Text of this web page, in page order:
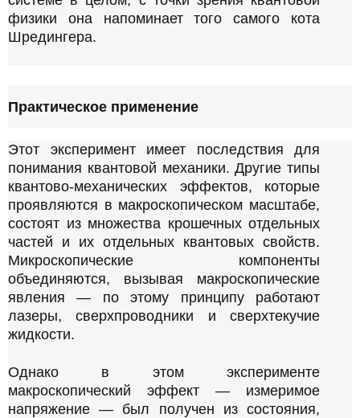
физики она напоминает того самого кота
Шредингера.
Практическое применение
Этот эксперимент имеет последствия для
понимания квантовой механики. Другие типы
квантово-механических эффектов, которые
проявляются в макроскопическом масштабе,
состоят из множества крошечных отдельных
частей и их отдельных квантовых свойств.
Микроскопические компоненты
объединяются, вызывая макроскопические
явления — по этому принципу работают
лазеры, сверхпроводники и сверхтекучие
жидкости.
Однако в этом эксперименте
макроскопический эффект — измеримое
напряжение — был получен из состояния,